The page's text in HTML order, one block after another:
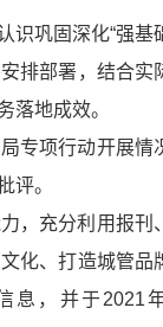
识巩固深化“强
排部署，结合
落地成效。
专项行动开展
评。
，充分利用报
化、打造城管
，并于2021